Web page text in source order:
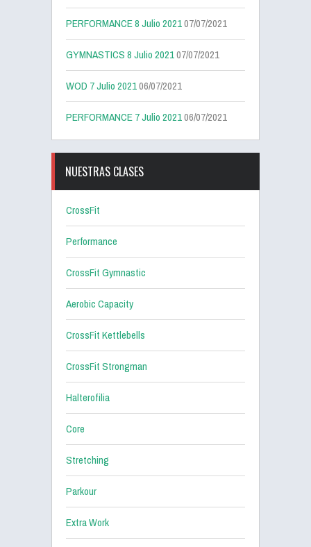
PERFORMANCE 8 Julio 202107/07/2021
GYMNASTICS 8 Julio 202107/07/2021
WOD 7 Julio 202106/07/2021
PERFORMANCE 7 Julio 202106/07/2021
NUESTRAS CLASES
CrossFit
Performance
CrossFit Gymnastic
Aerobic Capacity
CrossFit Kettlebells
CrossFit Strongman
Halterofilia
Core
Stretching
Parkour
Extra Work